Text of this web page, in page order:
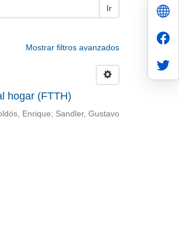
Ir
Mostrar filtros avanzados
hogar (FTTH)
Enrique; Sandler, Gustavo